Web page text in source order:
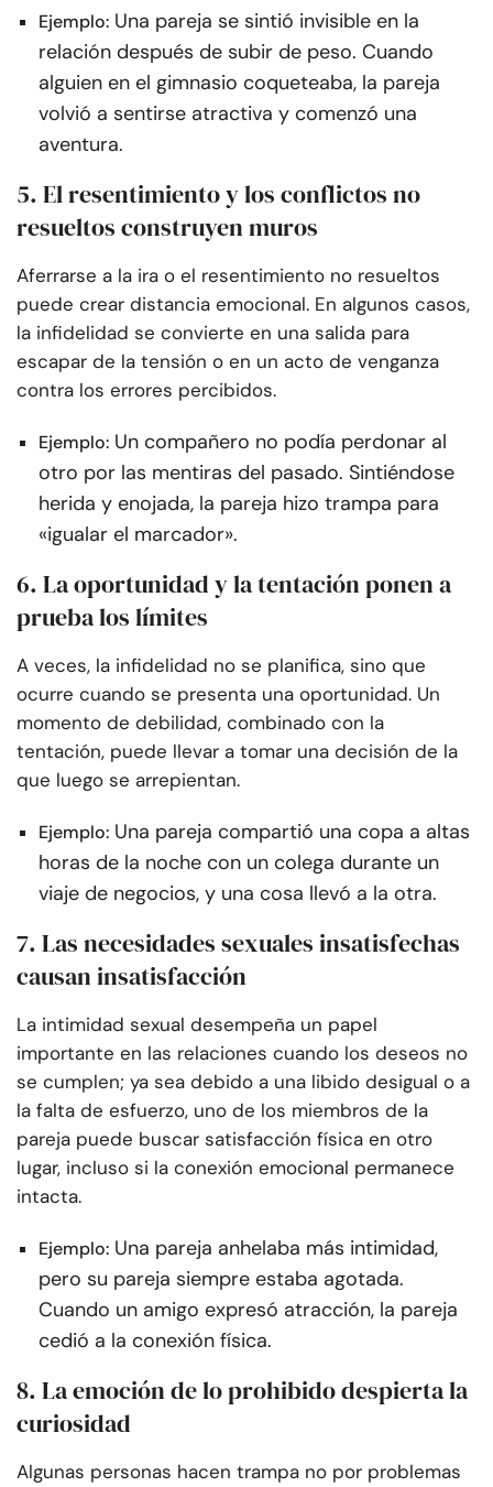
Ejemplo: Una pareja se sintió invisible en la
relación después de subir de peso. Cuando
alguien en el gimnasio coqueteaba, la pareja
volvió a sentirse atractiva y comenzó una
aventura.
5. El resentimiento y los conflictos no
resueltos construyen muros
Aferrarse a la ira o el resentimiento no resueltos
puede crear distancia emocional. En algunos casos,
la infidelidad se convierte en una salida para
escapar de la tensión o en un acto de venganza
contra los errores percibidos.
Ejemplo: Un compañero no podía perdonar al
otro por las mentiras del pasado. Sintiéndose
herida y enojada, la pareja hizo trampa para
«igualar el marcador».
6. La oportunidad y la tentación ponen a
prueba los límites
A veces, la infidelidad no se planifica, sino que
ocurre cuando se presenta una oportunidad. Un
momento de debilidad, combinado con la
tentación, puede llevar a tomar una decisión de la
que luego se arrepientan.
Ejemplo: Una pareja compartió una copa a altas
horas de la noche con un colega durante un
viaje de negocios, y una cosa llevó a la otra.
7. Las necesidades sexuales insatisfechas
causan insatisfacción
La intimidad sexual desempeña un papel
importante en las relaciones cuando los deseos no
se cumplen; ya sea debido a una libido desigual o a
la falta de esfuerzo, uno de los miembros de la
pareja puede buscar satisfacción física en otro
lugar, incluso si la conexión emocional permanece
intacta.
Ejemplo: Una pareja anhelaba más intimidad,
pero su pareja siempre estaba agotada.
Cuando un amigo expresó atracción, la pareja
cedió a la conexión física.
8. La emoción de lo prohibido despierta la
curiosidad
Algunas personas hacen trampa no por problemas